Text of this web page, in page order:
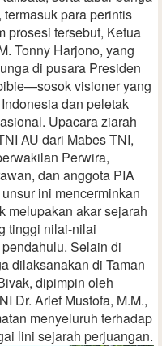
para perintis
prosesi tersebut, Ketua
Tonny Harjono, yang
di pusara Presiden
visioner yang
dan peletak
Upacara ziarah
AU dari Mabes TNI,
Perwira,
dan anggota PIA
ini mencerminkan
melupakan akar sejarah
tinggi nilai-nilai
Selain di
dilaksanakan di Taman
dipimpin oleh
Dr. Arief Mustofa, M.M.,
menyeluruh terhadap
lini sejarah perjuangan.